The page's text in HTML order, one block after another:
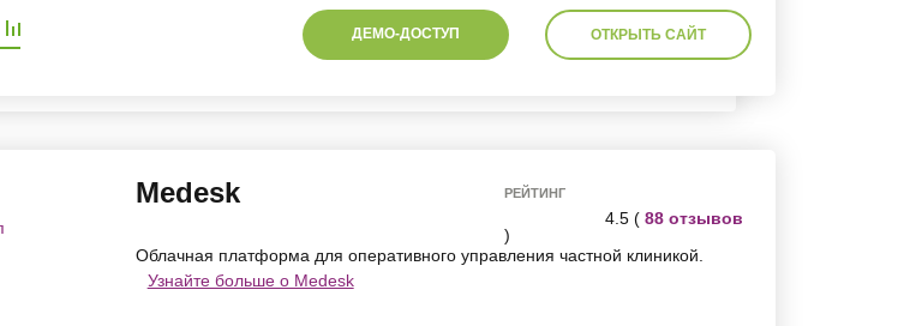
ДЕМО-ДОСТУП ОТКРЫТЬ САЙТ
Medesk РЕЙТИНГ
4.5 ( 88 отзывов
)
Облачная платформа для оперативного управления частной клиникой.
Узнайте больше о Medesk